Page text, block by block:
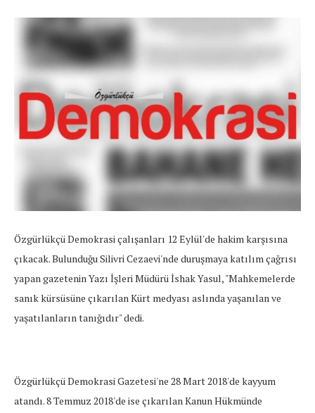
Özgürlükçü Demokrasi çalışanları 12 Eylül'de hakim karşısına
çıkacak. Bulunduğu Silivri Cezaevi'nde duruşmaya katılım çağrısı
yapan gazetenin Yazı İşleri Müdürü İshak Yasul, "Mahkemelerde
sanık kürsüsüne çıkarılan Kürt medyası aslında yaşanılan ve
yaşatılanların tanığıdır" dedi.
Özgürlükçü Demokrasi Gazetesi'ne 28 Mart 2018'de kayyum
atandı. 8 Temmuz 2018'de ise çıkarılan Kanun Hükmünde